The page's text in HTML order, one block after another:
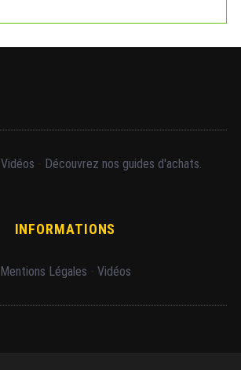
Vidéos Découvrez nos guides d'achats.
INFORMATIONS
Mentions Légales Vidéos